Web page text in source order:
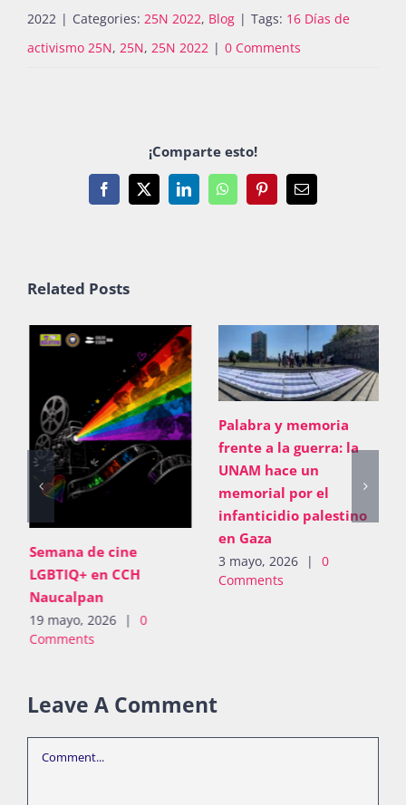
2022 | Categories: 25N 2022, Blog | Tags: 16 Días de
activismo 25N, 25N, 25N 2022 | 0 Comments
¡Comparte esto!
Facebook
X LinkedInWhatsAppPinterestEmail
Related Posts
Semana de cine
LGBTIQ+ en CCH
Naucalpan
19 mayo, 2026 | 0
Comments
Palabra y memoria
frente a la guerra: la
UNAM hace un
memorial por el
infanticidio palestino
en Gaza
3 mayo, 2026 |
0
Comments
Leave A Comment
Comment